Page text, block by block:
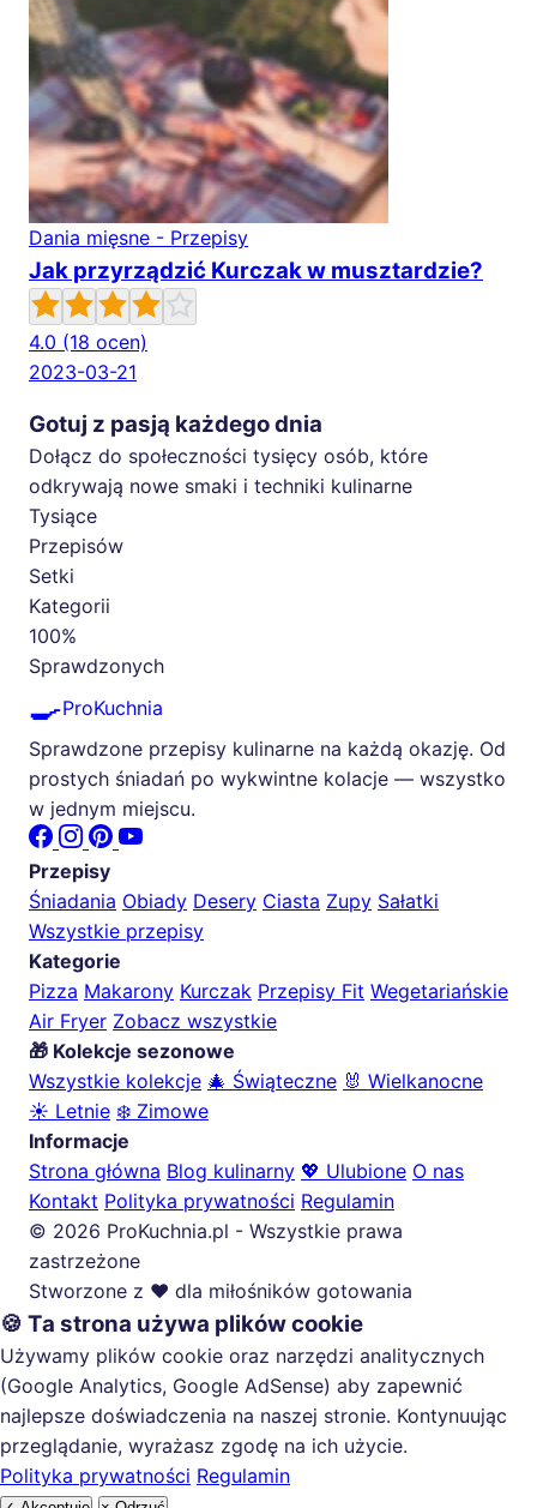
Dania mięsne - Przepisy
Jak przyrządzić Kurczak w musztardzie?
4.0 (18 ocen)
2023-03-21
Gotuj z pasją każdego dnia
Dołącz do społeczności tysięcy osób, które
odkrywają nowe smaki i techniki kulinarne
Tysiące
Przepisów
Setki
Kategorii
100%
Sprawdzonych
🍳ProKuchnia
Sprawdzone przepisy kulinarne na każdą okazję. Od
prostych śniadań po wykwintne kolacje — wszystko
w jednym miejscu.
Przepisy
Śniadania Obiady Desery Ciasta Zupy Sałatki
Wszystkie przepisy
Kategorie
Pizza Makarony Kurczak Przepisy Fit Wegetariańskie
Air Fryer Zobacz wszystkie
🎁 Kolekcje sezonowe
Wszystkie kolekcje 🎄 Świąteczne 🐰 Wielkanocne
☀️ Letnie ❄️ Zimowe
Informacje
Strona główna Blog kulinarny 💖 Ulubione O nas
Kontakt Polityka prywatności Regulamin
© 2026 ProKuchnia.pl - Wszystkie prawa
zastrzeżone
Stworzone z ❤️ dla miłośników gotowania
🍪 Ta strona używa plików cookie
Używamy plików cookie oraz narzędzi analitycznych
(Google Analytics, Google AdSense) aby zapewnić
najlepsze doświadczenia na naszej stronie. Kontynuując
przeglądanie, wyrażasz zgodę na ich użycie.
Polityka prywatności Regulamin